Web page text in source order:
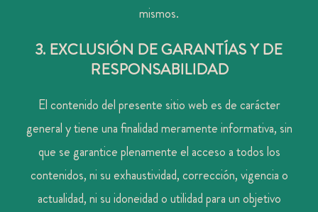
mismos.
3. EXCLUSIÓN DE GARANTÍAS Y DE
RESPONSABILIDAD
El contenido del presente sitio web es de carácter
general y tiene una finalidad meramente informativa, sin
que se garantice plenamente el acceso a todos los
contenidos, ni su exhaustividad, corrección, vigencia o
actualidad, ni su idoneidad o utilidad para un objetivo